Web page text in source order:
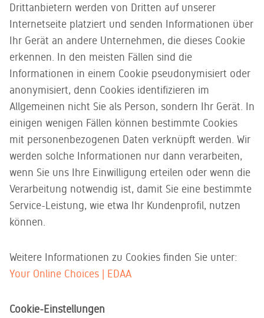
Drittanbietern werden von Dritten auf unserer
Internetseite platziert und senden Informationen über
Ihr Gerät an andere Unternehmen, die dieses Cookie
erkennen. In den meisten Fällen sind die
Informationen in einem Cookie pseudonymisiert oder
anonymisiert, denn Cookies identifizieren im
Allgemeinen nicht Sie als Person, sondern Ihr Gerät. In
einigen wenigen Fällen können bestimmte Cookies
mit personenbezogenen Daten verknüpft werden. Wir
werden solche Informationen nur dann verarbeiten,
wenn Sie uns Ihre Einwilligung erteilen oder wenn die
Verarbeitung notwendig ist, damit Sie eine bestimmte
Service-Leistung, wie etwa Ihr Kundenprofil, nutzen
können.
Weitere Informationen zu Cookies finden Sie unter:
Your Online Choices | EDAA
Cookie-Einstellungen